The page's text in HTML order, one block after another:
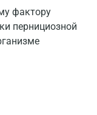
фактору
пернициозной